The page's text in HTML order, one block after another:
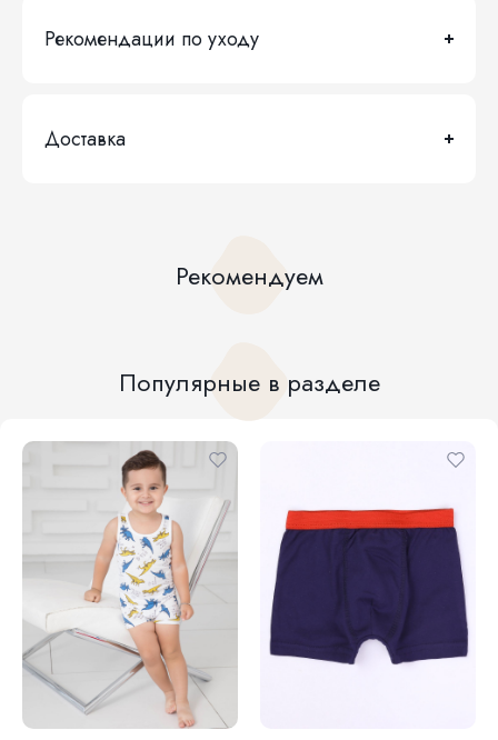
Рекомендации по уходу
Доставка
Рекомендуем
Популярные в разделе